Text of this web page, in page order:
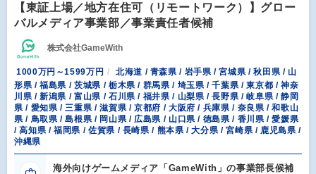
【東証上場／地方在住可（リモートワーク）】グロー
バルメディア事業部／事業責任者候補
株式会社GameWith
1000万円～1599万円
北海道 / 青森県 / 岩手県 / 宮城県 / 秋田県 / 山
形県 / 福島県 / 茨城県 / 栃木県 / 群馬県 / 埼玉県 / 千葉県 / 東京都 / 神奈
川県 / 新潟県 / 富山県 / 石川県 / 福井県 / 山梨県 / 長野県 / 岐阜県 / 静岡
県 / 愛知県 / 三重県 / 滋賀県 / 京都府 / 大阪府 / 兵庫県 / 奈良県 / 和歌山
県 / 鳥取県 / 島根県 / 岡山県 / 広島県 / 山口県 / 徳島県 / 香川県 / 愛媛県
/ 高知県 / 福岡県 / 佐賀県 / 長崎県 / 熊本県 / 大分県 / 宮崎県 / 鹿児島県 /
沖縄県
海外向けゲームメディア「GameWith」の事業部長候補